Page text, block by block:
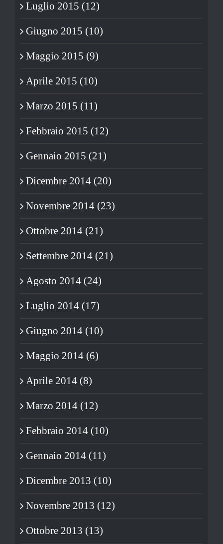
Luglio 2015 (12)
Giugno 2015 (10)
Maggio 2015 (9)
Aprile 2015 (10)
Marzo 2015 (11)
Febbraio 2015 (12)
Gennaio 2015 (21)
Dicembre 2014 (20)
Novembre 2014 (23)
Ottobre 2014 (21)
Settembre 2014 (21)
Agosto 2014 (24)
Luglio 2014 (17)
Giugno 2014 (10)
Maggio 2014 (6)
Aprile 2014 (8)
Marzo 2014 (12)
Febbraio 2014 (10)
Gennaio 2014 (11)
Dicembre 2013 (10)
Novembre 2013 (12)
Ottobre 2013 (13)